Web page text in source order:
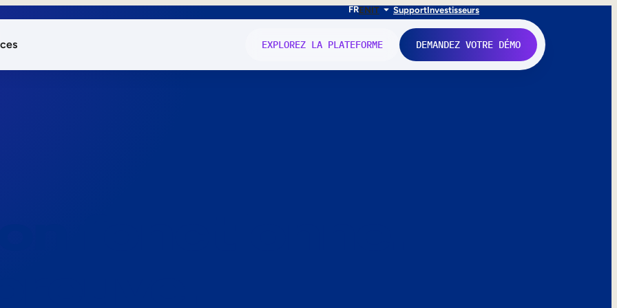
FRENIT SupportInvestisseurs
EXPLOREZ LA PLATEFORME DEMANDEZ VOTRE DÉMO